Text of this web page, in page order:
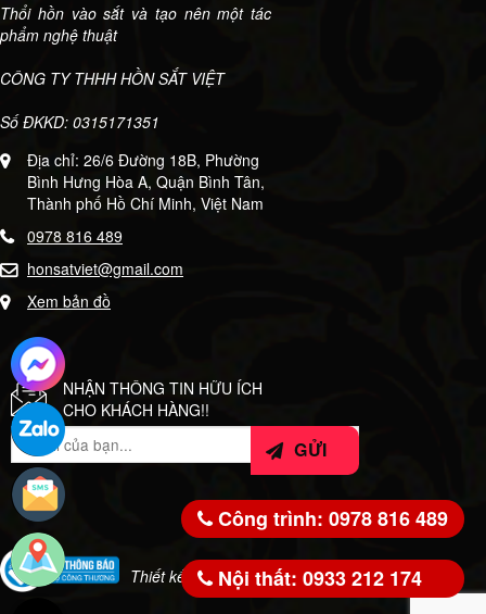
Thổi hồn vào sắt và tạo nên một tác
phẩm nghệ thuật
CÔNG TY THHH HỒN SẮT VIỆT
Số ĐKKD: 0315171351
Địa chỉ: 26/6 Đường 18B, Phường
Bình Hưng Hòa A, Quận Bình Tân,
Thành phố Hồ Chí Minh, Việt Nam
0978 816 489
honsatviet@gmail.com
Xem bản đồ
NHẬN THÔNG TIN HỮU ÍCH
CHO KHÁCH HÀNG!!
Thiết kế bởi: WeSoft.VN
Công trình: 0978 816 489
Nội thất: 0933 212 174